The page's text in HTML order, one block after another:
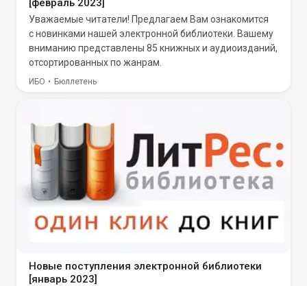
[февраль 2023]
Уважаемые читатели! Предлагаем Вам ознакомится
с новинками нашей электронной библиотеки. Вашему
вниманию представлены 85 книжных и аудиоизданий,
отсортированных по жанрам.
ИБО Бюллетень
Новые поступления электронной библиотеки
[январь 2023]